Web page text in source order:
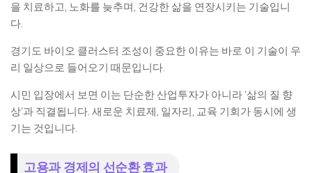
을 치료하고, 노화를 늦추며, 건강한 삶을 연장시키는 기술입니
다.
경기도 바이오 클러스터 조성이 중요한 이유는 바로 이 기술이 우
리 일상으로 들어오기 때문입니다.
시민 입장에서 보면 이는 단순한 산업투자가 아니라 ‘삶의 질 향
상’과 직결됩니다. 새로운 치료제, 일자리, 교육 기회가 동시에 생
기는 것입니다.
고용과 경제의 선순환 효과